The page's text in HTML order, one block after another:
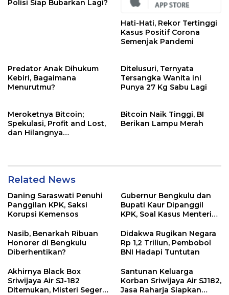
Polisi Siap Bubarkan Lagi?
Hati-Hati, Rekor Tertinggi
Kasus Positif Corona
Semenjak Pandemi
Predator Anak Dihukum
Kebiri, Bagaimana
Menurutmu?
Ditelusuri, Ternyata
Tersangka Wanita ini
Punya 27 Kg Sabu Lagi
Meroketnya Bitcoin;
Spekulasi, Profit and Lost,
dan Hilangnya
Bitcoin Naik Tinggi, BI
Berikan Lampu Merah
Related News
Daning Saraswati Penuhi
Panggilan KPK, Saksi
Korupsi Kemensos
Gubernur Bengkulu dan
Bupati Kaur Dipanggil
KPK, Soal Kasus Menteri
Nasib, Benarkah Ribuan
Honorer di Bengkulu
Diberhentikan?
Didakwa Rugikan Negara
Rp 1,2 Triliun, Pembobol
BNI Hadapi Tuntutan
Akhirnya Black Box
Sriwijaya Air SJ-182
Ditemukan, Misteri Segera
Santunan Keluarga
Korban Sriwijaya Air SJ182,
Jasa Raharja Siapkan